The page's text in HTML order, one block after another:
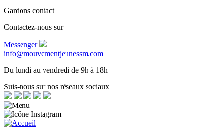
Gardons contact
Contactez-nous sur
Messenger
info@mouvementjeunessm.com
Du lundi au vendredi de 9h à 18h
Suis-nous sur nos réseaux sociaux